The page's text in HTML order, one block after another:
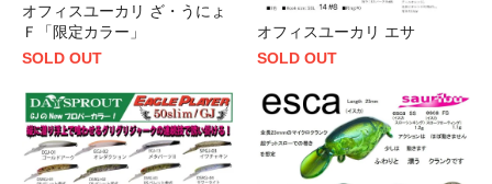
オフィスユーカリ ざ・うにょ
Ｆ「限定カラー」
SOLD OUT
オフィスユーカリ エサ
SOLD OUT